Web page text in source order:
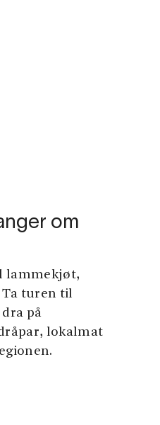
om
lammekjøt,
Ta turen til
på
lokalmat